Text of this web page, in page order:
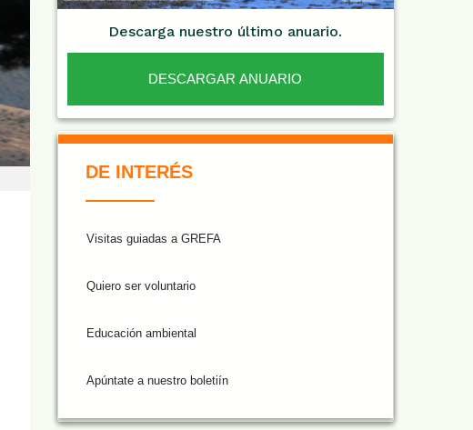
Descarga nuestro último anuario.
DESCARGAR ANUARIO
DE INTERÉS
Visitas guiadas a GREFA
Quiero ser voluntario
Educación ambiental
Apúntate a nuestro boletiín